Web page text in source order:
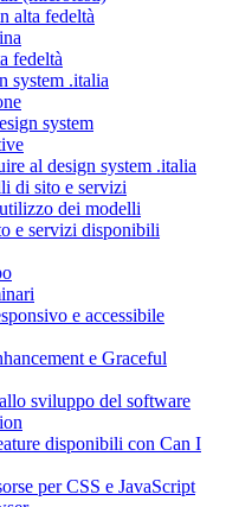
alta fedeltà
fedeltà
system .italia
system
al design system .italia
di sito e servizi
dei modelli
e servizi disponibili
e accessibile
e Graceful
sviluppo del software
disponibili con Can I
per CSS e JavaScript